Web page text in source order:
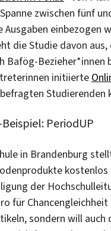
zwischen fünf
Ausgaben einbezogen
die Studie davon
Bafög-Bezieher*innen
initiierte
PeriodUP
in Brandenburg
der
für
sondern will